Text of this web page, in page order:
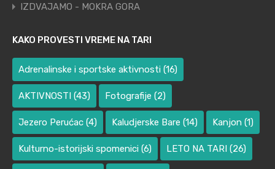
IZDVAJAMO - MOKRA GORA
KAKO PROVESTI VREME NA TARI
Adrenalinske i sportske aktivnosti (16)
AKTIVNOSTI (43) Fotografije (2)
Jezero Perućac (4) Kaludjerske Bare (14) Kanjon (1)
Kulturno-istorijski spomenici (6) LETO NA TARI (26)